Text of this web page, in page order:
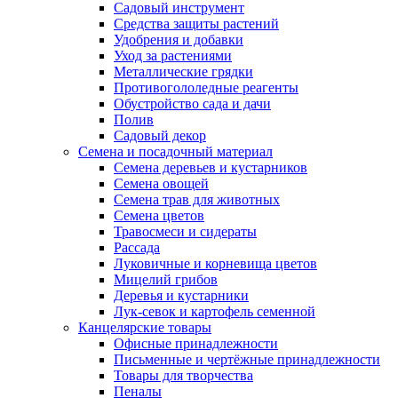
Садовый инструмент
Средства защиты растений
Удобрения и добавки
Уход за растениями
Металлические грядки
Противогололедные реагенты
Обустройство сада и дачи
Полив
Садовый декор
Семена и посадочный материал
Семена деревьев и кустарников
Семена овощей
Семена трав для животных
Семена цветов
Травосмеси и сидераты
Рассада
Луковичные и корневища цветов
Мицелий грибов
Деревья и кустарники
Лук-севок и картофель семенной
Канцелярские товары
Офисные принадлежности
Письменные и чертёжные принадлежности
Товары для творчества
Пеналы